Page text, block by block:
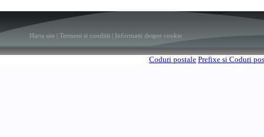
Harta site Termeni si conditii Informatii despre cookie
Coduri postale Prefixe si Coduri